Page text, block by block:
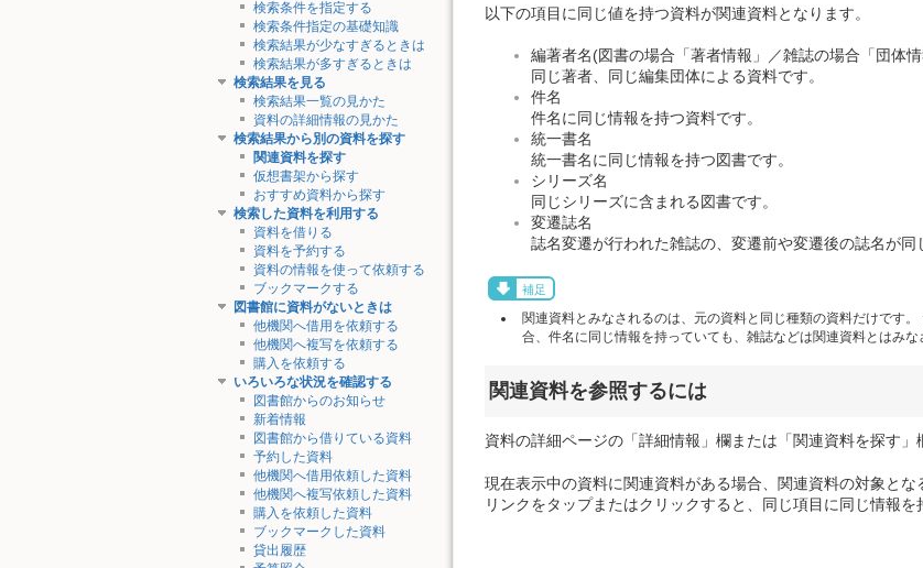
検索条件を指定する
検索条件指定の基礎知識
検索結果が少なすぎるときは
検索結果が多すぎるときは
検索結果を見る
検索結果一覧の見かた
資料の詳細情報の見かた
検索結果から別の資料を探す
関連資料を探す
仮想書架から探す
おすすめ資料から探す
検索した資料を利用する
資料を借りる
資料を予約する
資料の情報を使って依頼する
ブックマークする
図書館に資料がないときは
他機関へ借用を依頼する
他機関へ複写を依頼する
購入を依頼する
いろいろな状況を確認する
図書館からのお知らせ
新着情報
図書館から借りている資料
予約した資料
他機関へ借用依頼した資料
他機関へ複写依頼した資料
購入を依頼した資料
ブックマークした資料
貸出履歴
以下の項目に同じ値を持つ資料が関連資料となります。
編著者名(図書の場合「著者情報」／雑誌の場合「団体
同じ著者、同じ編集団体による資料です。
件名
件名に同じ情報を持つ資料です。
統一書名
統一書名に同じ情報を持つ図書です。
シリーズ名
同じシリーズに含まれる図書です。
変遷誌名
誌名変遷が行われた雑誌の、変遷前や変遷後の誌名が同
補足
関連資料とみなされるのは、元の資料と同じ種類の資料だけです
合、件名に同じ情報を持っていても、雑誌などは関連資料とはみな
関連資料を参照するには
資料の詳細ページの「詳細情報」欄または「関連資料を探す」
現在表示中の資料に関連資料がある場合、関連資料の対象とな
リンクをタップまたはクリックすると、同じ項目に同じ情報を